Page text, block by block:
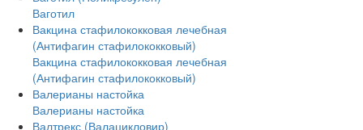
Ваготил
Вакцина стафилококковая лечебная
(Антифагин стафилококковый)
Вакцина стафилококковая лечебная
(Антифагин стафилококковый)
Валерианы настойка
Валерианы настойка
Валтрекс (Валацикловир)